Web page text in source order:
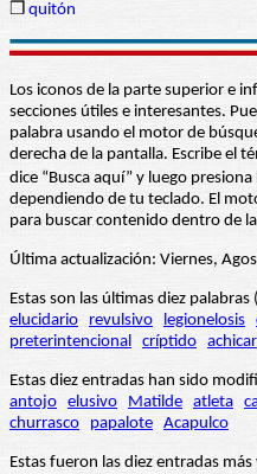
❒ quitón
Los iconos de la parte superior e
secciones útiles e interesantes.
palabra usando el motor de
derecha de la pantalla. Escribe el
dice “Busca aquí” y luego
dependiendo de tu teclado. El
para buscar contenido dentro de
Última actualización: Viernes,
Estas son las últimas diez
elucidario
revulsivo legionelosis
preterintencional críptido achicar
Estas diez entradas han sido
antojo elusivo Matilde atleta
churrasco
papalote Acapulco
Estas fueron las diez entradas